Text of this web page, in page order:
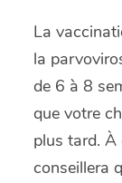
La
la
de 6 à 8
que votre
plus tard. À
conseillera